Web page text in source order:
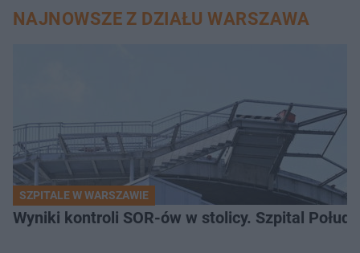
NAJNOWSZE Z DZIAŁU WARSZAWA
SZPITALE W WARSZAWIE
Wyniki kontroli SOR-ów w stolicy. Szpital